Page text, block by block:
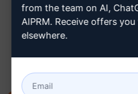
from the team on AI,
AIPRM. Receive offers
elsewhere.